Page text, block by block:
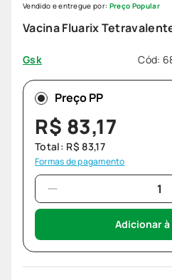
Vacina Fluarix
Gsk Cód:
Vendido e entregue por: Preço Popular
Preço PP
R$ 83,17
Total: R$ 83,17
Formas de pagamento
Adicionar